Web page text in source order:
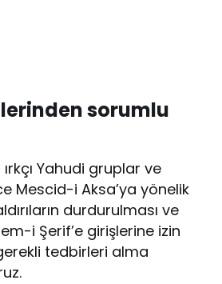
sorumlu
Yahudi gruplar ve
Mescid-i Aksa’ya yönelik
durdurulması ve
i Şerif’e girişlerine izin
tedbirleri alma